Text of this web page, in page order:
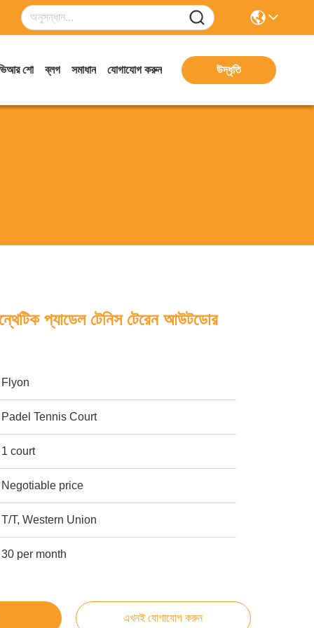
শো ব্লগ সমাধান যোগাযোগ করুন উদ্ধৃতি
প্যাডেল টেনিস টেরেন আউটডোর
Flyon
Padel Tennis Court
1 court
Negotiable price
T/T, Western Union
30 per month
এখনই যোগাযোগ করুন